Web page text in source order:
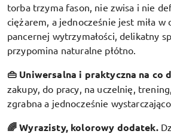
torba trzyma fason, nie zwisa i nie
ciężarem, a jednocześnie jest miła
pancernej wytrzymałości, delikatny
przypomina naturalne płótno.
👜 Uniwersalna i praktyczna na co
zakupy, do pracy, na uczelnię,
zgrabna a jednocześnie
🌈 Wyrazisty, kolorowy dodatek.